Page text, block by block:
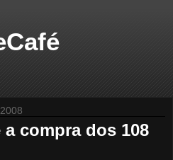
compra dos 108